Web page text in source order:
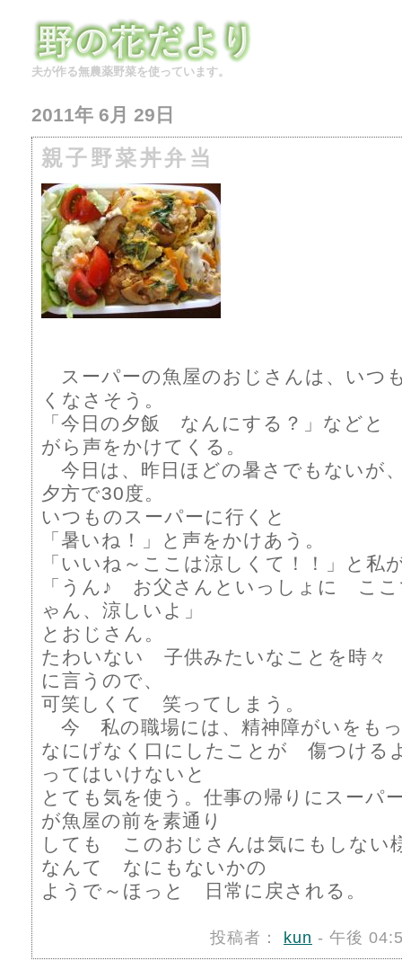
夫が作る無農薬野菜を使っています。
2011年 6月 29日
親子野菜丼弁当
スーパーの魚屋のおじさんは、いつ
くなさそう。
「今日の夕飯 なんにする？」など
がら声をかけてくる。
今日は、昨日ほどの暑さでもないが
夕方で30度。
いつものスーパーに行くと
「暑いね！」と声をかけあう。
「いいね～ここは涼しくて！！」と私
「うん♪ お父さんといっしょに ここ
ゃん、涼しいよ」
とおじさん。
たわいない 子供みたいなことを時々
に言うので、
可笑しくて 笑ってしまう。
今 私の職場には、精神障がいをも
なにげなく口にしたことが 傷つける
ってはいけないと
とても気を使う。仕事の帰りにスーパ
が魚屋の前を素通り
しても このおじさんは気にもしない
なんて なにもないかの
ようで～ほっと 日常に戻される。
投稿者： kun - 午後